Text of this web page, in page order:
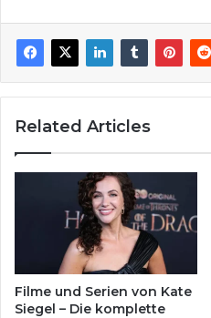
Related Articles
Filme und Serien von Kate
Siegel – Die komplette